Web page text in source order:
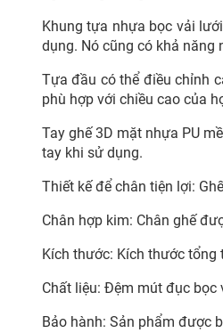
Khung tựa nhựa bọc vải
dụng. Nó cũng có khả năng
Tựa đầu có thể điều chỉnh
phù hợp với chiều cao của
Tay ghế 3D mặt nhựa PU
tay khi sử dụng.
Thiết kế để chân tiện lợi:
Chân hợp kim: Chân ghế
Kích thước: Kích thước tổng
Chất liệu: Đệm mút đục
Bảo hành: Sản phẩm được